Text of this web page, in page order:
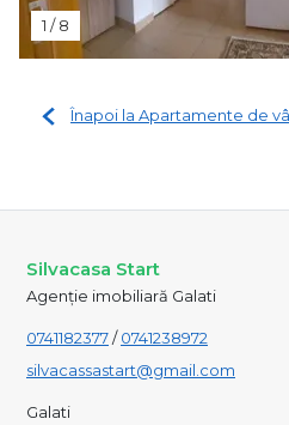
1 /8
Înapoi la Apartamente de
Silvacasa Start
Agenție imobiliară Galati
0741182377/0741238972
silvacassastart@gmail.com
Galati